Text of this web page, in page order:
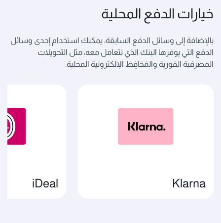
خيارات الدفع المحلية
بالإضافة إلى وسائل الدفع السابقة، يمكنك استخدام إحدى وسائل
الدفع التي يوفرها البنك الذي تتعامل معه، مثل التحويلات
المصرفية الفورية والمَحَافِظ الإلكترونية المحلية.
Klarna
iDeal